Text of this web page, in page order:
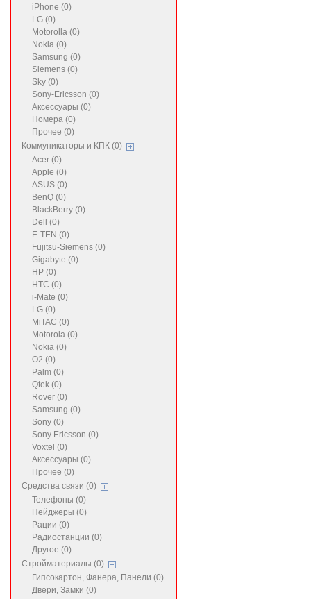
iPhone (0)
LG (0)
Motorolla (0)
Nokia (0)
Samsung (0)
Siemens (0)
Sky (0)
Sony-Ericsson (0)
Аксессуары (0)
Номера (0)
Прочее (0)
Коммуникаторы и КПК (0)
Acer (0)
Apple (0)
ASUS (0)
BenQ (0)
BlackBerry (0)
Dell (0)
E-TEN (0)
Fujitsu-Siemens (0)
Gigabyte (0)
HP (0)
HTC (0)
i-Mate (0)
LG (0)
MiTAC (0)
Motorola (0)
Nokia (0)
O2 (0)
Palm (0)
Qtek (0)
Rover (0)
Samsung (0)
Sony (0)
Sony Ericsson (0)
Voxtel (0)
Аксессуары (0)
Прочее (0)
Средства связи (0)
Телефоны (0)
Пейджеры (0)
Рации (0)
Радиостанции (0)
Другое (0)
Стройматериалы (0)
Гипсокартон, Фанера, Панели (0)
Двери, Замки (0)